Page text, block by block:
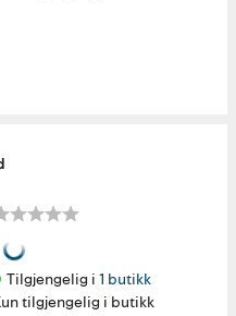
Tilgjengelig i 1 butikk
tilgjengelig i butikk